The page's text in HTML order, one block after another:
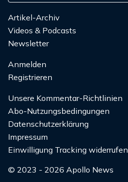
Artikel-Archiv
Videos & Podcasts
Newsletter
Anmelden
Registrieren
Unsere Kommentar-Richtlinien
Abo-Nutzungsbedingungen
Datenschutzerklärung
Impressum
Einwilligung Tracking widerrufen
© 2023 - 2026 Apollo News